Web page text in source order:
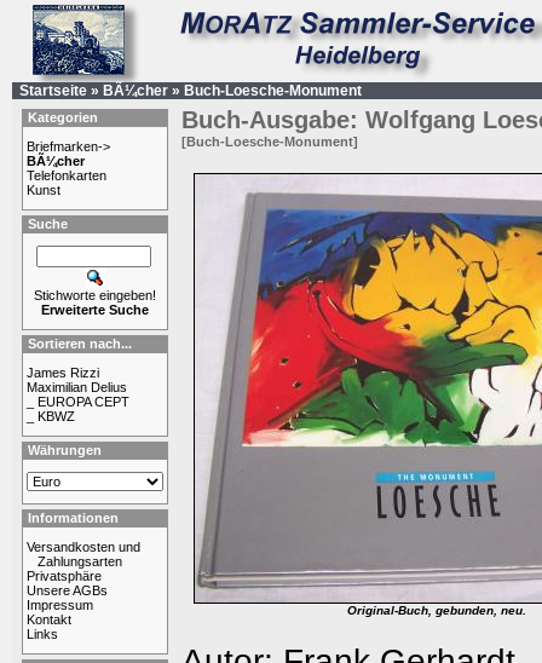
Startseite » BÃ¼cher » Buch-Loesche-Monument
Kategorien
Briefmarken->
BÃ¼cher
Telefonkarten
Kunst
Suche
Stichworte eingeben!
Erweiterte Suche
Sortieren nach...
James Rizzi
Maximilian Delius
_ EUROPA CEPT
_ KBWZ
Währungen
Informationen
Versandkosten und
Zahlungsarten
Privatsphäre
Unsere AGBs
Impressum
Kontakt
Links
Buch-Ausgabe: Wolfgang
[Buch-Loesche-Monument]
Original-Buch, gebunden, neu.